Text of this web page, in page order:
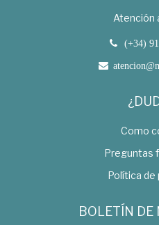
Atención
(+34)
Como
Preguntas
Política de
BOLETÍN DE